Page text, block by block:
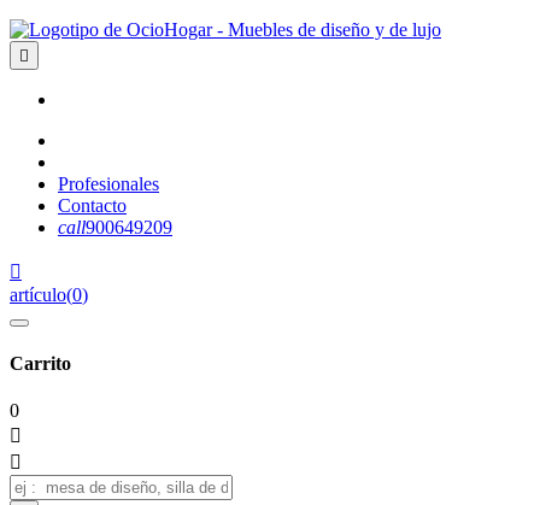

Profesionales
Contacto
call900649209

artículo(0)
Carrito
0

